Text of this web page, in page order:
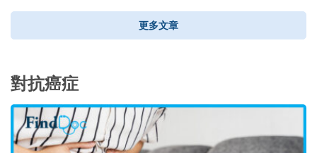
更多文章
對抗癌症